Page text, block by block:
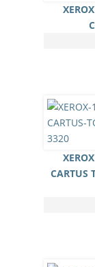
CARTUS